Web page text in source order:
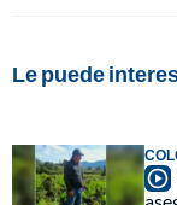
Le puede